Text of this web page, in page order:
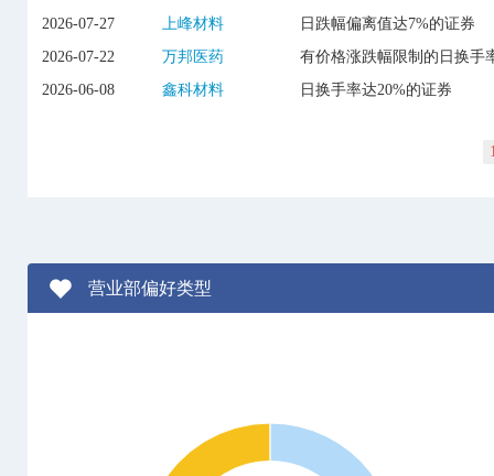
2026-07-27
上峰材料
日跌幅偏离值达7%的证券
2026-07-22
万邦医药
有价格涨跌幅限制的日换手
2026-06-08
鑫科材料 日换手率达20%的证券
营业部偏好类型